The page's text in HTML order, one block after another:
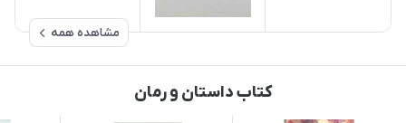
مشاهده همه
کتاب داستان و رمان